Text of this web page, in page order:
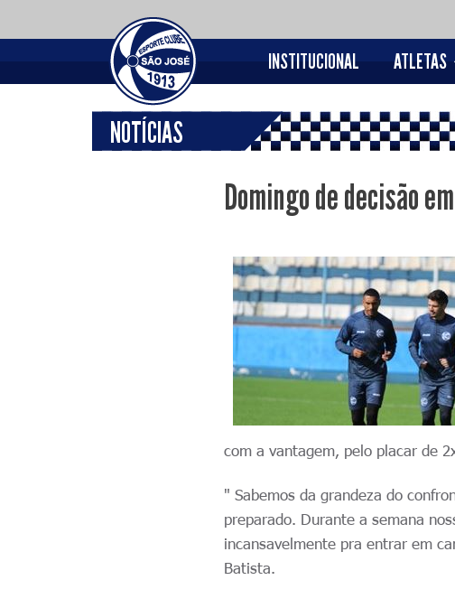
INSTITUCIONAL ATLETAS
NOTÍCIAS
Domingo de decisão
com a vantagem, pelo placar de
" Sabemos da grandeza do
preparado. Durante a semana
incansavelmente pra entrar em
Batista.